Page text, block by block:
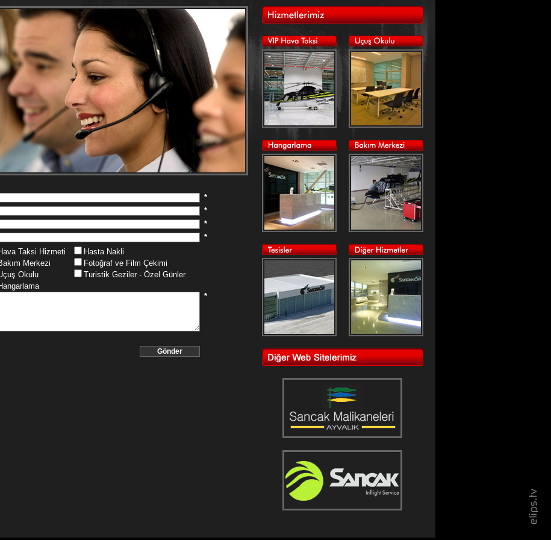
*
*
*
*
Taksi Hizmeti
Merkezi
Okulu
Hasta Nakli
Fotoğraf ve Film Çekimi
Turistik Geziler - Özel Günler
*